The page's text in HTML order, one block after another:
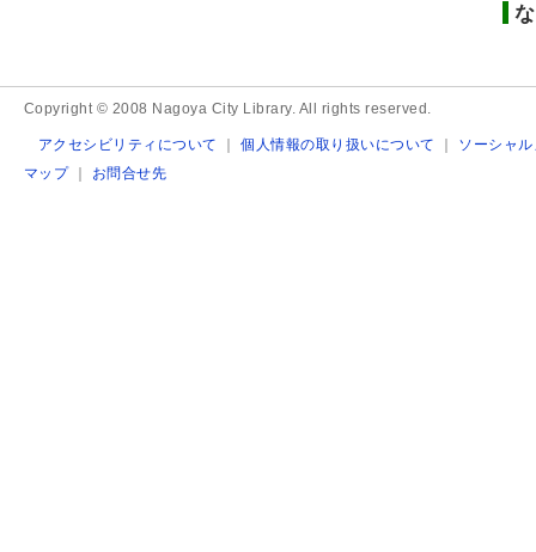
Copyright © 2008 Nagoya City Library. All rights reserved.
アクセシビリティについて ｜個人情報の取り扱いについて ｜ ソーシャ
マップ｜ お問合せ先